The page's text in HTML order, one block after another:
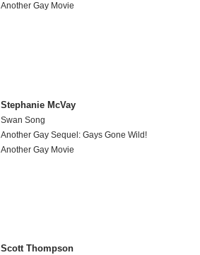
Another Gay Movie
Stephanie McVay
Swan Song
Another Gay Sequel: Gays Gone Wild!
Another Gay Movie
Scott Thompson